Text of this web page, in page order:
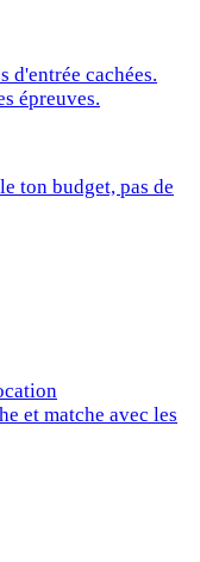
d'entrée cachées.
épreuves.
ton budget, pas de
et matche avec les